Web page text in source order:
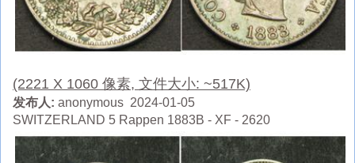
(2221 X 1060 像素, 文件大小: ~517K)
发布人: anonymous 2024-01-05
SWITZERLAND 5 Rappen 1883B - XF - 2620